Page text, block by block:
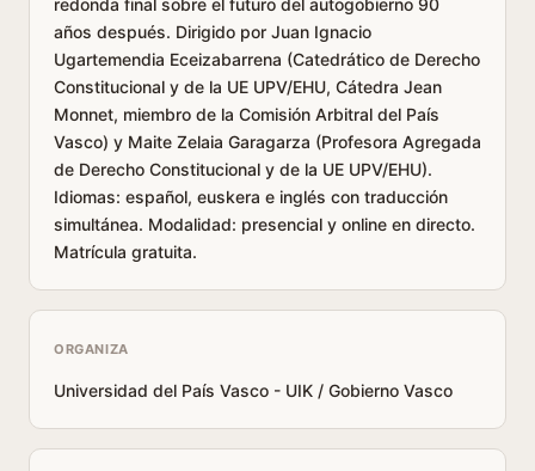
redonda final sobre el futuro del autogobierno 90
años después. Dirigido por Juan Ignacio
Ugartemendia Eceizabarrena (Catedrático de Derecho
Constitucional y de la UE UPV/EHU, Cátedra Jean
Monnet, miembro de la Comisión Arbitral del País
Vasco) y Maite Zelaia Garagarza (Profesora Agregada
de Derecho Constitucional y de la UE UPV/EHU).
Idiomas: español, euskera e inglés con traducción
simultánea. Modalidad: presencial y online en directo.
Matrícula gratuita.
ORGANIZA
Universidad del País Vasco - UIK / Gobierno Vasco